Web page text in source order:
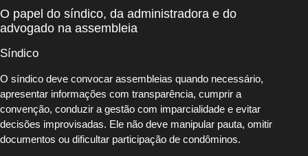
O papel do síndico, da administradora e do
advogado na assembleia
Síndico
O síndico deve convocar assembleias quando necessário,
apresentar informações com transparência, cumprir a
convenção, conduzir a gestão com imparcialidade e evitar
decisões improvisadas. Ele não deve manipular pauta, omitir
documentos ou dificultar participação de condôminos.